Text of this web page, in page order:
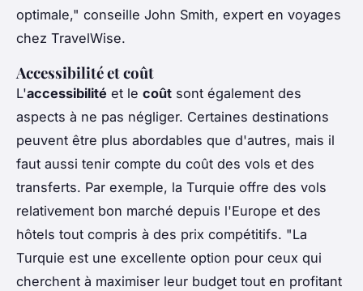
optimale," conseille John Smith, expert en voyages
chez TravelWise.
Accessibilité et coût
L'accessibilité et le coût sont également des
aspects à ne pas négliger. Certaines destinations
peuvent être plus abordables que d'autres, mais il
faut aussi tenir compte du coût des vols et des
transferts. Par exemple, la Turquie offre des vols
relativement bon marché depuis l'Europe et des
hôtels tout compris à des prix compétitifs. "La
Turquie est une excellente option pour ceux qui
cherchent à maximiser leur budget tout en profitant